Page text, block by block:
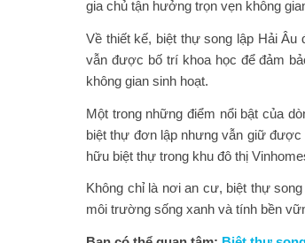
gia chủ tận hưởng trọn vẹn không
Về thiết kế, biệt thự song lập Hải
vẫn được bố trí khoa học để đảm
không gian sinh hoạt.
Một trong những điểm nổi bật của
biệt thự đơn lập nhưng vẫn giữ
hữu biệt thự trong khu đô thị
Không chỉ là nơi an cư, biệt thự
môi trường sống xanh và tính bền